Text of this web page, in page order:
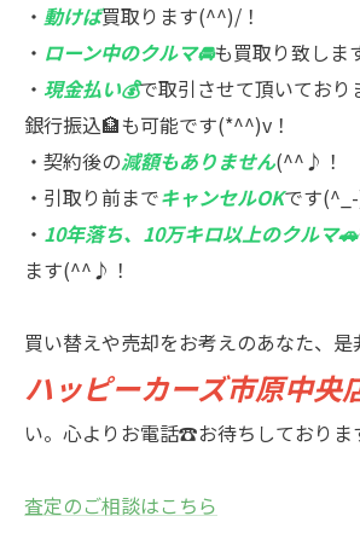
・ 動けば買取ります(^^)/！
・ ローン中のクルマ🚘も買取り致しま
・ 現金払い💰で取引させて頂いており
銀行振込🏦も可能です(*^^)v！
・契約後の減額もありません(^^♪！
・引取り前までキャンセルOKです
・ 10年落ち、10万キロ以上のクルマ🚗
ます(^^♪！
買い替えや売却をお考えのあなた、
ハッピーカーズ市原中央
い。心よりお電話☎お待ちしておりま
査定のご相談はこちら